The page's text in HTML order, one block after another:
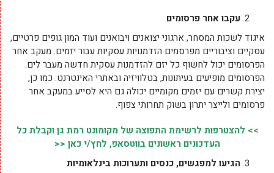
עקבו אחר פרסומים
איגוד לשכות המסחר, ארגוני יצואנים ויבואנים ועוד המון גופים פרטיים,
עסקיים וציבוריים מפרסמים הזדמנויות עסקיות עבור יזמים. מעקב אחר
הפרסומים יכול לחשוף כל יזם להזדמנות עסקית חדשה מעבר לים.
הפרסומים מופיעים בעיתונות, בטלוויזיה ובאתרי האינטרנט. כמו כן,
יצירת קשרים עם יזמים מקומיים יכולה גם היא לסייע במעקב אחר
פרסומים ולייצר יתרון בשוק תחרותי צפוף.
>> להצטרפות לרשימת התפוצה של מקומונט רמת גן וקבלת כל
העדכונים ראשונים בווטסאפ, לחץ/י כאן <<
הגיעו למפגשים, כנסים ותערוכות בינלאומיות